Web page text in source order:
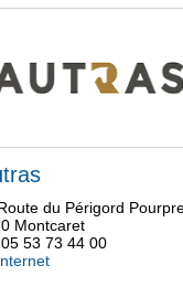
du Périgord
Montcaret
53 73 44 00